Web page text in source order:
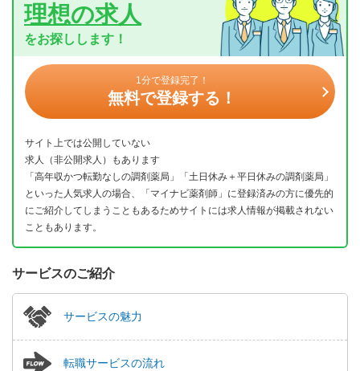
理想の求人
をお探しします！
1分で登録完了！
無料で登録する！
サイト上では公開していない
求人（非公開求人）もあります
「高年収かつ転勤なしの調剤薬局」「土日休み＋平日休みの調剤薬局」
といった人気求人の場合、「マイナビ薬剤師」に登録済みの方に優先的
にご紹介してしまうこともあるためサイトには求人情報が掲載されない
こともあります。
サービスのご紹介
サービスの魅力
転職サービスの流れ